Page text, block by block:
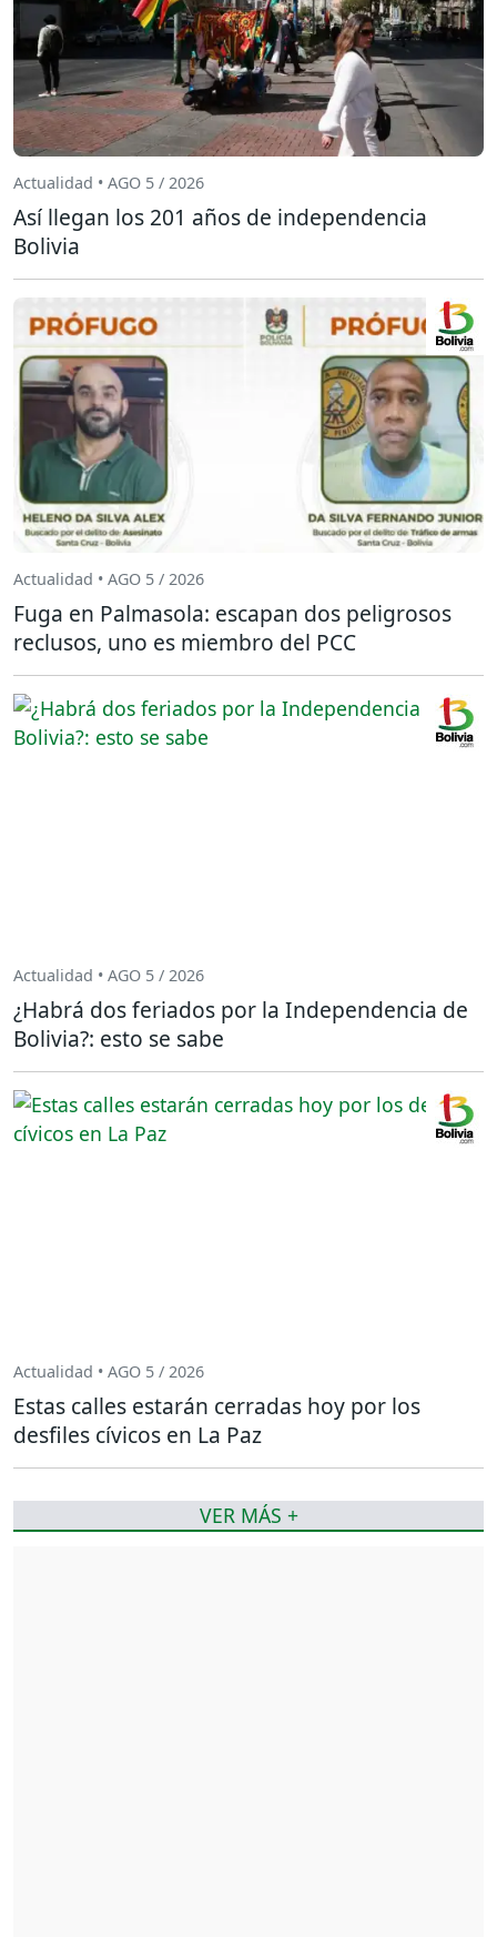
Actualidad • AGO 5 / 2026
Así llegan los 201 años de independencia
Bolivia
Actualidad • AGO 5 / 2026
Fuga en Palmasola: escapan dos peligrosos
reclusos, uno es miembro del PCC
Actualidad • AGO 5 / 2026
¿Habrá dos feriados por la Independencia de
Bolivia?: esto se sabe
Actualidad • AGO 5 / 2026
Estas calles estarán cerradas hoy por los
desfiles cívicos en La Paz
VER MÁS +